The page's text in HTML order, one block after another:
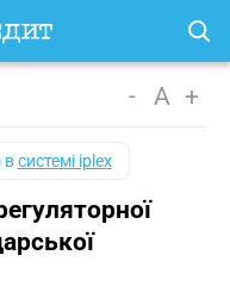
- A +
всистемі iplex